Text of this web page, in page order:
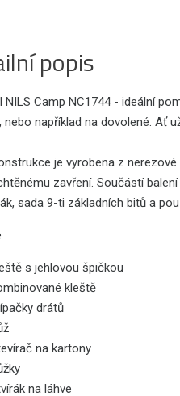
popis
NILS Camp NC1744 - ideální
nebo například na dovolené. Ať
je vyrobena z
zavření. Součástí
sada 9-ti základních bitů a
s jehlovou špičkou
kleště
drátů
na kartony
na láhve